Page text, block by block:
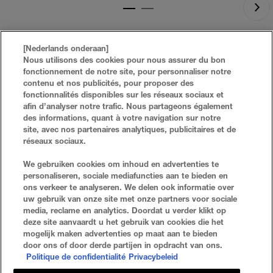
FAQ
NOUS CONTACTER
RECHERCHER
PLAN DU SITE
Politique De Confidentialité Conditions D'utilisation
Paramètres Des Cookies
[Nederlands onderaan]
Nous utilisons des cookies pour nous assurer du bon
fonctionnement de notre site, pour personnaliser notre
contenu et nos publicités, pour proposer des
fonctionnalités disponibles sur les réseaux sociaux et
afin d’analyser notre trafic. Nous partageons également
des informations, quant à votre navigation sur notre
site, avec nos partenaires analytiques, publicitaires et de
réseaux sociaux.
We gebruiken cookies om inhoud en advertenties te
personaliseren, sociale mediafuncties aan te bieden en
ons verkeer te analyseren. We delen ook informatie over
uw gebruik van onze site met onze partners voor sociale
media, reclame en analytics. Doordat u verder klikt op
deze site aanvaardt u het gebruik van cookies die het
mogelijk maken advertenties op maat aan te bieden
door ons of door derde partijen in opdracht van ons.
Politique de confidentialité Privacybeleid